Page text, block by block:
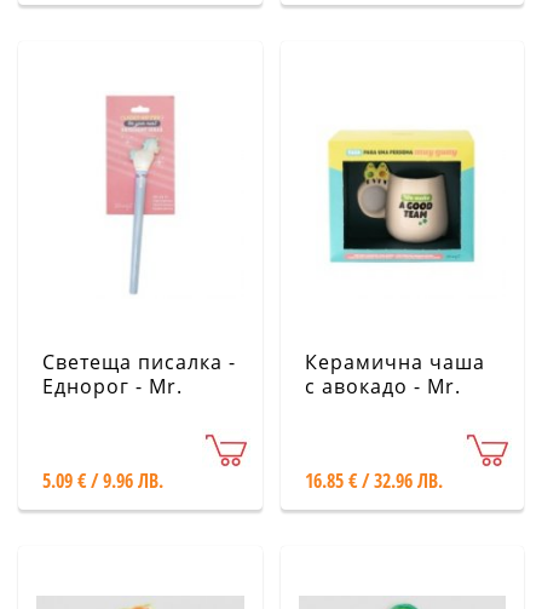
Светеща писалка -
Еднорог - Mr.
5.09 € / 9.96 ЛВ.
Керамична чаша
с авокадо - Mr.
16.85 € / 32.96 ЛВ.